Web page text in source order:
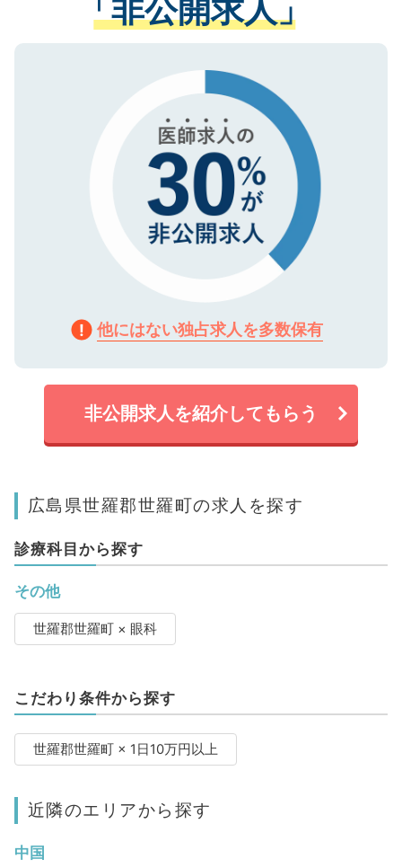
る、プライバシーマークを取得済みです。
ご登録いただいた個人情報は、SSL（デー
で、機密保持に関してもご安心ください。
ない方には、長期的なサポートが可能です
ので、まずはご登録ください。
「非公開求人」
他にはない独占求人を多数保有
非公開求人を紹介してもらう
広島県世羅郡世羅町の求人を探す
診療科目から探す
その他
世羅郡世羅町 × 眼科
こだわり条件から探す
世羅郡世羅町 × 1日10万円以上
近隣のエリアから探す
中国